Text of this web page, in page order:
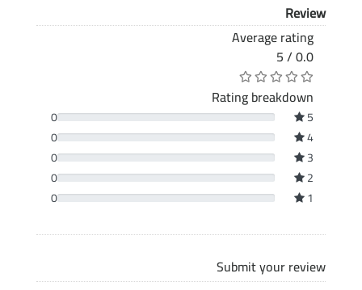
Review
Average rating
0.0 / 5
Rating breakdown
5
0
4
0
3
0
2
0
1
0
Submit your review